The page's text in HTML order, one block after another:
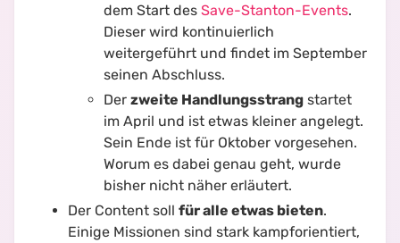
dem Start des Save-Stanton-Events.
Dieser wird kontinuierlich
weitergeführt und findet im September
seinen Abschluss.
Der zweite Handlungsstrang startet
im April und ist etwas kleiner angelegt.
Sein Ende ist für Oktober vorgesehen.
Worum es dabei genau geht, wurde
bisher nicht näher erläutert.
Der Content soll für alle etwas bieten.
Einige Missionen sind stark kampforientiert,